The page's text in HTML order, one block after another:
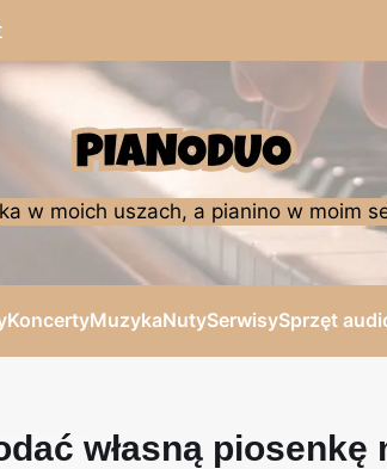
w moich uszach, a pianino w moim
KoncertyMuzykaNutySerwisySprzęt
własną piosenkę